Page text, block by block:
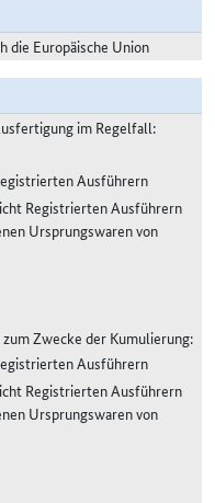
die Europäische Union
im Regelfall:
Ausführern
Registrierten Ausführern
Ursprungswaren von
Zwecke der Kumulierung:
Ausführern
Registrierten Ausführern
Ursprungswaren von